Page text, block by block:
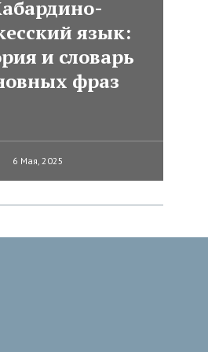
язык:
и словарь
фраз
6 Мая, 2025